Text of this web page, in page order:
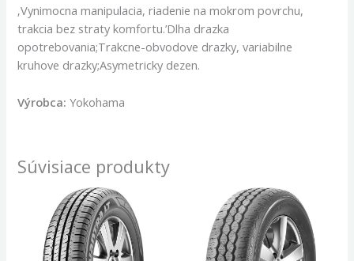
‚Vynimocna manipulacia, riadenie na mokrom povrchu,
trakcia bez straty komfortu.’Dlha drazka
opotrebovania;Trakcne-obvodove drazky, variabilne
kruhove drazky;Asymetricky dezen.
Výrobca: Yokohama
Súvisiace produkty